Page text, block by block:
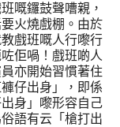
嘅鑼鼓聲嘈親，
火燒戲棚。由於
戲班嘅人行嚟行
佢喎！戲班啲人
亦開始習慣著住
仔出身」，即係
身」嚟形容自己
語有云「槍打出